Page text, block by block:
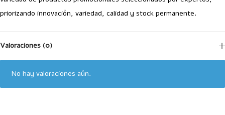
priorizando innovación, variedad, calidad y stock permanente.
Valoraciones (0)
No hay valoraciones aún.